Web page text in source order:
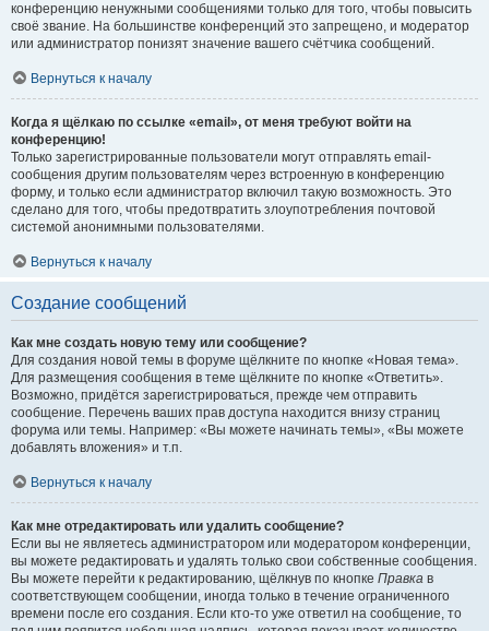
конференцию ненужными сообщениями только для того, чтобы повысить
своё звание. На большинстве конференций это запрещено, и модератор
или администратор понизят значение вашего счётчика сообщений.
Вернуться к началу
Когда я щёлкаю по ссылке «email», от меня требуют войти на
конференцию!
Только зарегистрированные пользователи могут отправлять email-
сообщения другим пользователям через встроенную в конференцию
форму, и только если администратор включил такую возможность. Это
сделано для того, чтобы предотвратить злоупотребления почтовой
системой анонимными пользователями.
Вернуться к началу
Создание сообщений
Как мне создать новую тему или сообщение?
Для создания новой темы в форуме щёлкните по кнопке «Новая тема».
Для размещения сообщения в теме щёлкните по кнопке «Ответить».
Возможно, придётся зарегистрироваться, прежде чем отправить
сообщение. Перечень ваших прав доступа находится внизу страниц
форума или темы. Например: «Вы можете начинать темы», «Вы можете
добавлять вложения» и т.п.
Вернуться к началу
Как мне отредактировать или удалить сообщение?
Если вы не являетесь администратором или модератором конференции,
вы можете редактировать и удалять только свои собственные сообщения.
Вы можете перейти к редактированию, щёлкнув по кнопке Правка в
соответствующем сообщении, иногда только в течение ограниченного
времени после его создания. Если кто-то уже ответил на сообщение, то